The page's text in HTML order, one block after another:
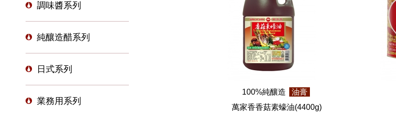
調味醬系列
純釀造醋系列
日式系列
業務用系列
100%純釀造
油膏
萬家香香菇素蠔油(4400g)